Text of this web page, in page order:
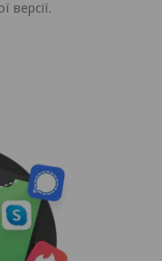
версії.